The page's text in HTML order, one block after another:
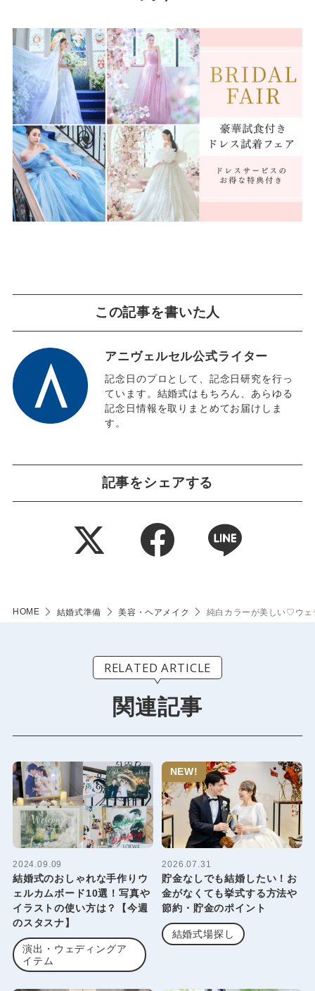
この記事を書いた人
アニヴェルセル公式ライター
記念日のプロとして、記念日研究を行っ
ています。結婚式はもちろん、あらゆる
記念日情報を取りまとめてお届けしま
す。
記事をシェアする
HOME 結婚式準備 美容・ヘアメイク 純白カラーが美しい♡ウェ
RELATED ARTICLE
関連記事
2024.09.09
結婚式のおしゃれな手作りウ
ェルカムボード10選！写真や
イラストの使い方は？【今週
のスタスナ】
演出・ウェディングア
イテム
NEW!
2026.07.31
貯金なしでも結婚したい！お
金がなくても挙式する方法や
節約・貯金のポイント
結婚式場探し